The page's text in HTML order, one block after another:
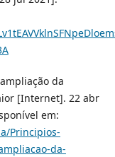
da
[Internet]. 22 abr
em:
Principios-
da-